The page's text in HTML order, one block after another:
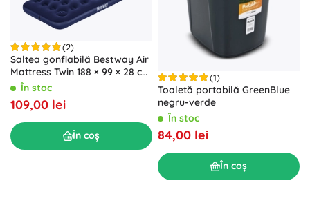
(2)
Saltea gonflabilă Bestway Air
Mattress Twin 188 × 99 × 28 cm
cu pompă integrată
În stoc
109,00 lei
În coș
(1)
Toaletă portabilă GreenBlue
negru-verde
În stoc
84,00 lei
În coș